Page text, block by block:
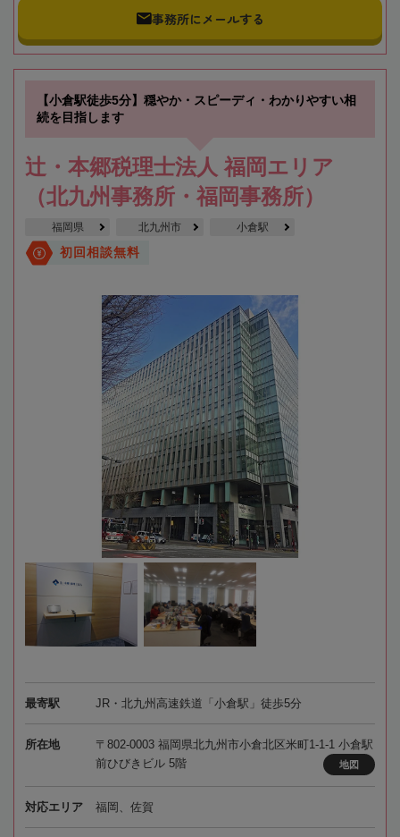
事務所にメールする
【小倉駅徒歩5分】穏やか・スピーディ・わかりやすい相
続を目指します
辻・本郷税理士法人 福岡エリア
（北九州事務所・福岡事務所）
福岡県 北九州市 小倉駅
初回相談無料
最寄駅 JR・北九州高速鉄道「小倉駅」徒歩5分
所在地
〒802-0003 福岡県北九州市小倉北区米町1-1-1 小倉駅
前ひびきビル 5階
地図
対応エリア 福岡、佐賀